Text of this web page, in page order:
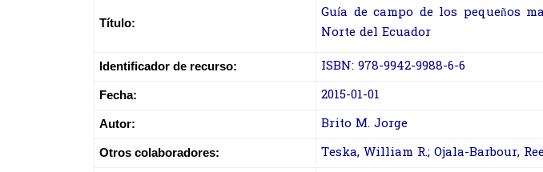
Título:
Guía de campo de los pequeños
Norte del Ecuador
Identificador de recurso: ISBN: 978-9942-9988-6-6
Fecha: 2015-01-01
Autor: Brito M. Jorge
Otros colaboradores: Teska, William R.; Ojala-Barbour,